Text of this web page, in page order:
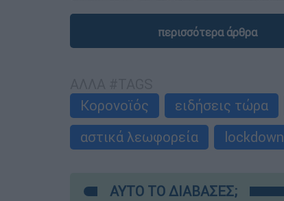
περισσότερα άρθρα
Κορονοϊός
ειδήσεις τώρα
αστικά λεωφορεία
lockdown
ΑΥΤΟ ΤΟ ΔΙΑΒΑΣΕΣ;